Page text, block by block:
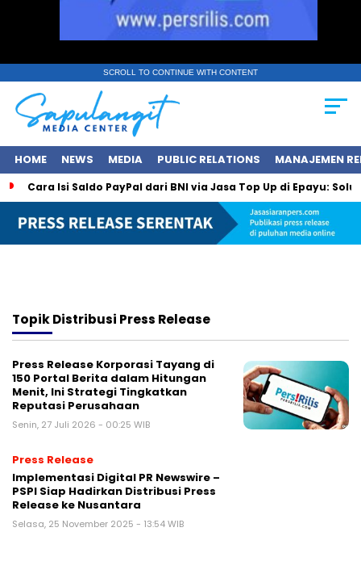
SCROLL TO CONTINUE WITH CONTENT
HOME NEWS MEDIA PUBLIC RELATIONS MANAJEMEN
Cara Isi Saldo PayPal dari BNI via Jasa Top Up di Epayu:
TopikDistribusi Press Release
Press Release Korporasi Tayang di
150 Portal Berita dalam Hitungan
Menit, Ini Strategi Tingkatkan
Reputasi Perusahaan
Senin, 27 Juli 2026 - 00:25 WIB
Press Release
Implementasi Digital PR Newswire –
PSPI Siap Hadirkan Distribusi Press
Release ke Nusantara
Selasa, 25 November 2025 - 13:54 WIB